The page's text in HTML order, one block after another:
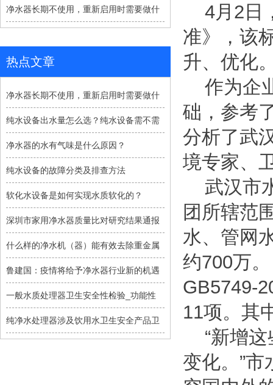
净水器长期不使用，重新启用时需要做什
热点文章
净水器长期不使用，重新启用时需要做什
纯水设备出水量怎么选？纯水设备需不需
净水器的水有气味是什么原因？
纯水设备的故障分类及排查方法
软化水设备是如何实现水质软化的？
深圳市家用净水器质量比对研究结果通报
什么样的净水机（器）能有效去除重金属
鲁建国：疫情将给予净水器行业新的机遇
一般水质处理器卫生安全性检验_功能性
纯净水处理器涉及饮用水卫生安全产品卫
4月2日
准》，该
升、优化
作为企
础，参考
分析了武
境专家、
武汉市
团所辖范
水、管网
约700万
GB5749-
11项。其
“新增这
变化。”